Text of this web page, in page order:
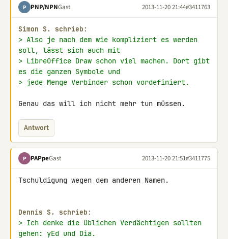
P PNP/NPNGast 2013-11-20 21:44#3411763
Simon S. schrieb:
> Also je nach dem wie kompliziert es werden
soll, lässt sich auch mit
> LibreOffice Draw schon viel machen. Dort gibt
es die ganzen Symbole und
> jede Menge Verbinder schon vordefiniert.
Genau das will ich nicht mehr tun müssen.
Antwort
P PAPpeGast 2013-11-20 21:51#3411775
Tschuldigung wegen dem anderen Namen.
Dennis S. schrieb:
> Ich denke die üblichen Verdächtigen sollten
gehen: yEd und Dia.